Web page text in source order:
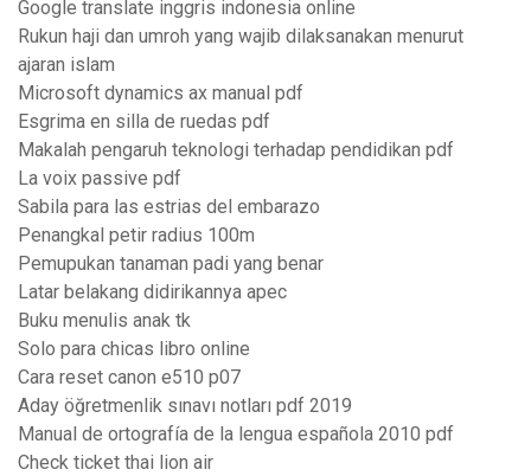
Google translate inggris indonesia online
Rukun haji dan umroh yang wajib dilaksanakan menurut
ajaran islam
Microsoft dynamics ax manual pdf
Esgrima en silla de ruedas pdf
Makalah pengaruh teknologi terhadap pendidikan pdf
La voix passive pdf
Sabila para las estrias del embarazo
Penangkal petir radius 100m
Pemupukan tanaman padi yang benar
Latar belakang didirikannya apec
Buku menulis anak tk
Solo para chicas libro online
Cara reset canon e510 p07
Aday öğretmenlik sınavı notları pdf 2019
Manual de ortografía de la lengua española 2010 pdf
Check ticket thai lion air